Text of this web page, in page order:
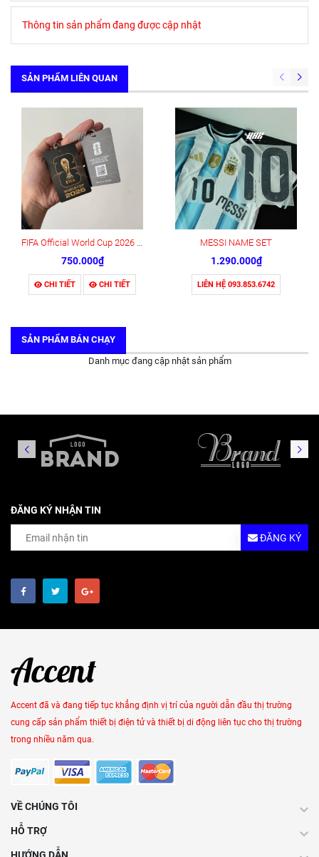
Thông tin sản phẩm đang được cập nhật
SẢN PHẨM LIÊN QUAN
FIFA Official World Cup 2026 Fan ID Pass Card
750.000₫
CHI TIẾT CHI TIẾT
MESSI NAME SET
1.290.000₫
LIÊN HỆ 093.853.6742
SẢN PHẨM BÁN CHẠY
Danh mục đang cập nhật sản phẩm
ĐĂNG KÝ NHẬN TIN
ĐĂNG KÝ
Accent đã và đang tiếp tục khẳng định vị trí của người dẫn đầu thị trường
cung cấp sản phẩm thiết bị điện tử và thiết bị di động liên tục cho thị trường
trong nhiều năm qua.
VỀ CHÚNG TÔI
HỖ TRỢ